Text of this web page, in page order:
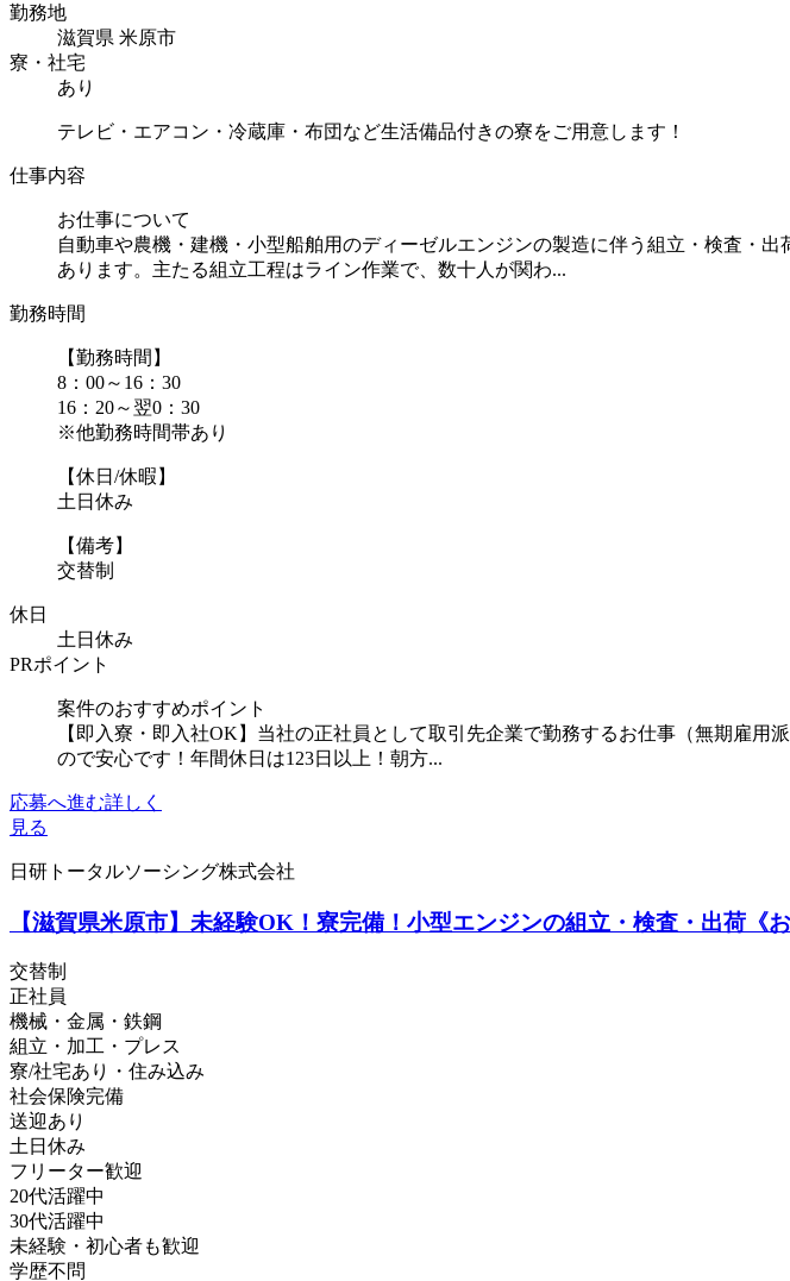
勤務地
滋賀県 米原市
寮・社宅
あり
テレビ・エアコン・冷蔵庫・布団など生活備品付きの寮をご用意します！
仕事内容
お仕事について
自動車や農機・建機・小型船舶用のディーゼルエンジンの製造に伴う組立・検査・
あります。主たる組立工程はライン作業で、数十人が関わ...
勤務時間
【勤務時間】
8：00～16：30
16：20～翌0：30
※他勤務時間帯あり
【休日/休暇】
土日休み
【備考】
交替制
休日
土日休み
PRポイント
案件のおすすめポイント
【即入寮・即入社OK】当社の正社員として取引先企業で勤務するお仕事（無期雇
ので安心です！年間休日は123日以上！朝方...
応募へ進む詳しく
見る
日研トータルソーシング株式会社
【滋賀県米原市】未経験OK！寮完備！小型エンジンの組立・検査・出荷《お
交替制
正社員
機械・金属・鉄鋼
組立・加工・プレス
寮/社宅あり・住み込み
社会保険完備
送迎あり
土日休み
フリーター歓迎
20代活躍中
30代活躍中
未経験・初心者も歓迎
学歴不問